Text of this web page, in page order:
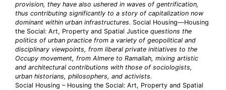
provision, they have also ushered in waves of gentrification,
thus contributing significantly to a story of capitalization now
dominant within urban infrastructures. Social Housing—Housing
the Social: Art, Property and Spatial Justice questions the
politics of urban practice from a variety of geopolitical and
disciplinary viewpoints, from liberal private initiatives to the
Occupy movement, from Almere to Ramallah, mixing artistic
and architectural contributions with those of sociologists,
urban historians, philosophers, and activists.
Social Housing – Housing the Social: Art, Property and Spatial